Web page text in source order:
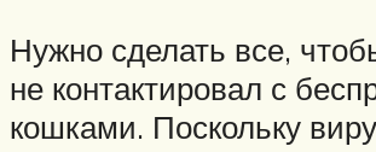
Нужно сделать все,
не контактировал с
кошками. Поскольку